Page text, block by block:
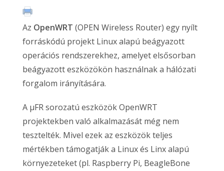
Az OpenWRT (OPEN Wireless Router) egy nyílt
forráskódú projekt Linux alapú beágyazott
operációs rendszerekhez, amelyet elsősorban
beágyazott eszközökön használnak a hálózati
forgalom irányítására.
A μFR sorozatú eszközök OpenWRT
projektekben való alkalmazását még nem
tesztelték. Mivel ezek az eszközök teljes
mértékben támogatják a Linux és Linx alapú
környezeteket (pl. Raspberry Pi, BeagleBone